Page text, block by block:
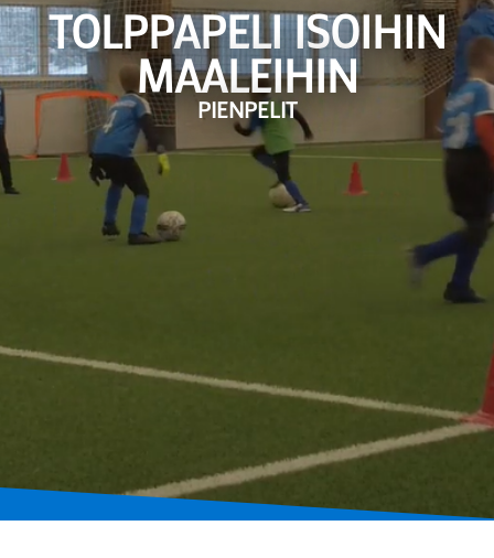
TOLPPAPELI ISOIHIN
MAALEIHIN
PIENPELIT